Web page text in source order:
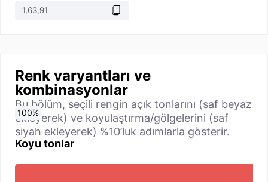
Renk varyantları ve
kombinasyonlar
Bu bölüm, seçili rengin açık tonlarını (saf beyaz
ekleyerek) ve koyulaştırma/gölgelerini (saf
siyah ekleyerek) %10’luk adımlarla gösterir.
Koyu tonlar
0%
10%
20%
30%
40%
50%
60%
70%
80%
90%
100%